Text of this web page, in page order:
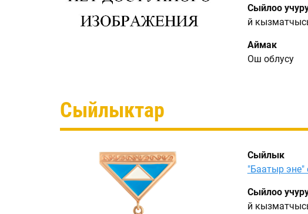
Сыйлоо
үй
Аймак
Ош облусу
Сыйлыктар
Сыйлык
"Баатыр эне"
Сыйлоо
үй